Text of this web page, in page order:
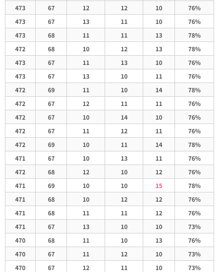
473
67 12 12 10
76%
473
67 13 11 10
76%
473
68 11 11 13
78%
472
68 10 12 13
78%
473
67 11 13 10
76%
473
67 13 10 11
76%
472
69 11 10 14
78%
472
67 12 11 11
76%
472
67 10 14 10
76%
472
67 11 12 11
76%
472
69 10 11 14
78%
471
67 10 13 11
76%
472
68 12 10 12
76%
471
69 10 10 15
78%
471
68 10 12 12
76%
471
68 11 11 12
76%
471
67 13 10 10
73%
470
68 11 10 13
76%
470
67 11 12 10
73%
470
67 12 11 10
73%